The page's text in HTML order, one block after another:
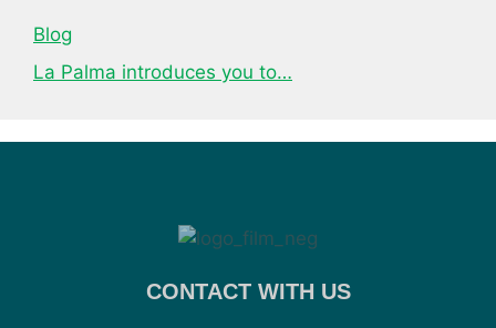
Blog
La Palma introduces you to…
CONTACT WITH US